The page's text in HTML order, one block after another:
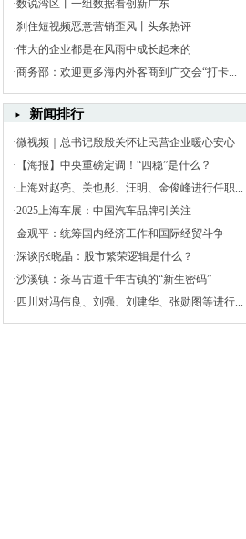
·数说湾区丨一组数据看创新广东
·刹住短视频恶意营销歪风丨头条热评
·伟大的企业都是在风雨中成长起来的
·商务部：欢迎更多海内外客商到广交会“打卡...
新闻排行
·微视频｜总书记殷殷关怀让民营企业暖心安心
· 【海报】中央重磅定调！“四稳”是什么？
·上海对赵亮、关也彤、汪明、金俊峰进行任职...
·2025上海车展：中国汽车品牌引关注
·金观平：统筹国内经济工作和国际经贸斗争
·深谈|张晓晶：股市繁荣逻辑是什么？
·沙溪镇：茶马古道千年古镇的“新生密码”
· 四川对冯伟良、刘强、刘建华、张勋图等进行...